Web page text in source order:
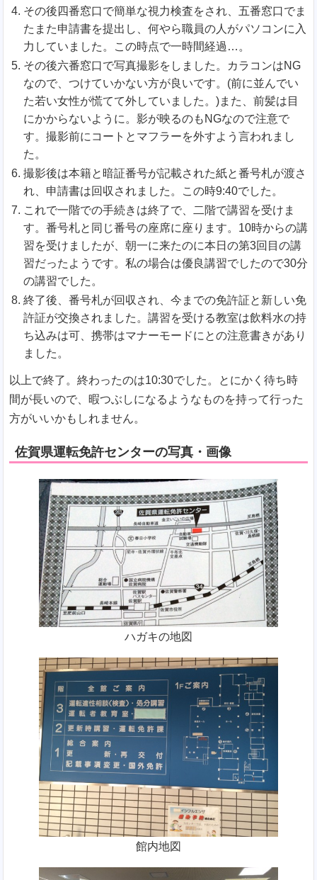
その後四番窓口で簡単な視力検査をされ、五番窓口でま
たまた申請書を提出し、何やら職員の人がパソコンに入
力していました。この時点で一時間経過…。
その後六番窓口で写真撮影をしました。カラコンはNG
なので、つけていかない方が良いです。(前に並んでい
た若い女性が慌てて外していました。)また、前髪は目
にかからないように。影が映るのもNGなので注意で
す。撮影前にコートとマフラーを外すよう言われまし
た。
撮影後は本籍と暗証番号が記載された紙と番号札が渡さ
れ、申請書は回収されました。この時9:40でした。
これで一階での手続きは終了で、二階で講習を受けま
す。番号札と同じ番号の座席に座ります。10時からの講
習を受けましたが、朝一に来たのに本日の第3回目の講
習だったようです。私の場合は優良講習でしたので30分
の講習でした。
終了後、番号札が回収され、今までの免許証と新しい免
許証が交換されました。講習を受ける教室は飲料水の持
ち込みは可、携帯はマナーモードにとの注意書きがあり
ました。
以上で終了。終わったのは10:30でした。とにかく待ち時
間が長いので、暇つぶしになるようなものを持って行った
方がいいかもしれません。
佐賀県運転免許センターの写真・画像
ハガキの地図
館内地図